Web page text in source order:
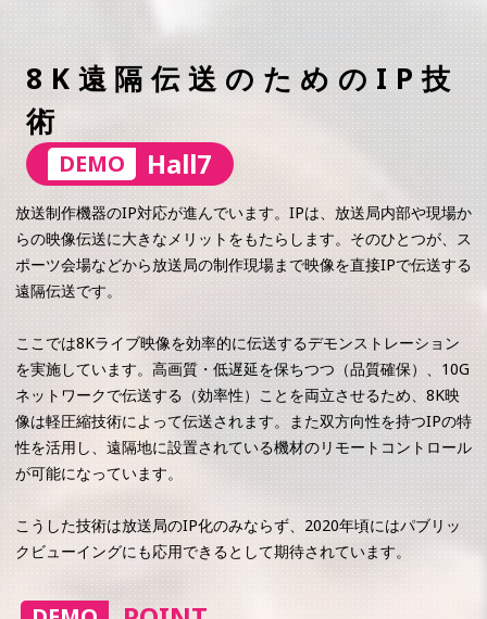
8K遠隔伝送のためのIP技
術
DEMO Hall7
放送制作機器のIP対応が進んでいます。IPは、放送局内部や現場か
らの映像伝送に大きなメリットをもたらします。そのひとつが、ス
ポーツ会場などから放送局の制作現場まで映像を直接IPで伝送する
遠隔伝送です。
ここでは8Kライブ映像を効率的に伝送するデモンストレーション
を実施しています。高画質・低遅延を保ちつつ（品質確保）、10G
ネットワークで伝送する（効率性）ことを両立させるため、8K映
像は軽圧縮技術によって伝送されます。また双方向性を持つIPの特
性を活用し、遠隔地に設置されている機材のリモートコントロール
が可能になっています。
こうした技術は放送局のIP化のみならず、2020年頃にはパブリッ
クビューイングにも応用できるとして期待されています。